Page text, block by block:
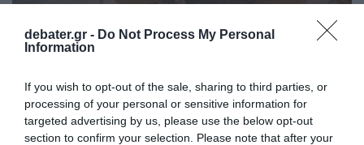
debater.gr - Do Not Process My Personal
Information
If you wish to opt-out of the sale, sharing to third parties, or
processing of your personal or sensitive information for
targeted advertising by us, please use the below opt-out
section to confirm your selection. Please note that after your
ΔΙΕΘΝΗ
40 τόνους ανθρωπιστικής βοήθειας
Η αποστολή μετέφερε κιτ πρώτης ανάγκης και
μονάδες καθαρισμού νερού για τους πληγέντες